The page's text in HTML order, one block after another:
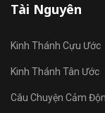
Tài Nguyên
Kinh Thánh Cựu Ước
Kinh Thánh Tân Ước
Câu Chuyện Cảm